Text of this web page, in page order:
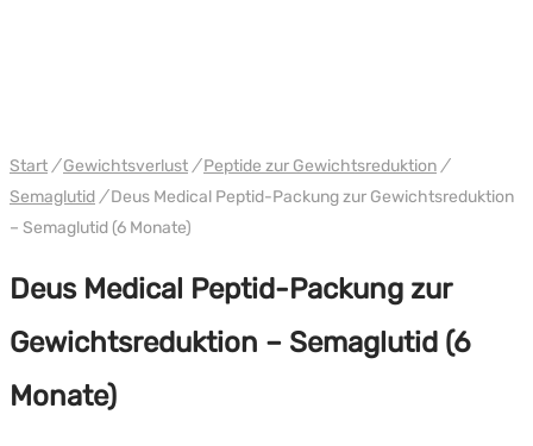
Start / Gewichtsverlust / Peptide zur Gewichtsreduktion /
Semaglutid /Deus Medical Peptid-Packung zur Gewichtsreduktion
– Semaglutid (6 Monate)
Deus Medical Peptid-Packung zur
Gewichtsreduktion – Semaglutid (6
Monate)